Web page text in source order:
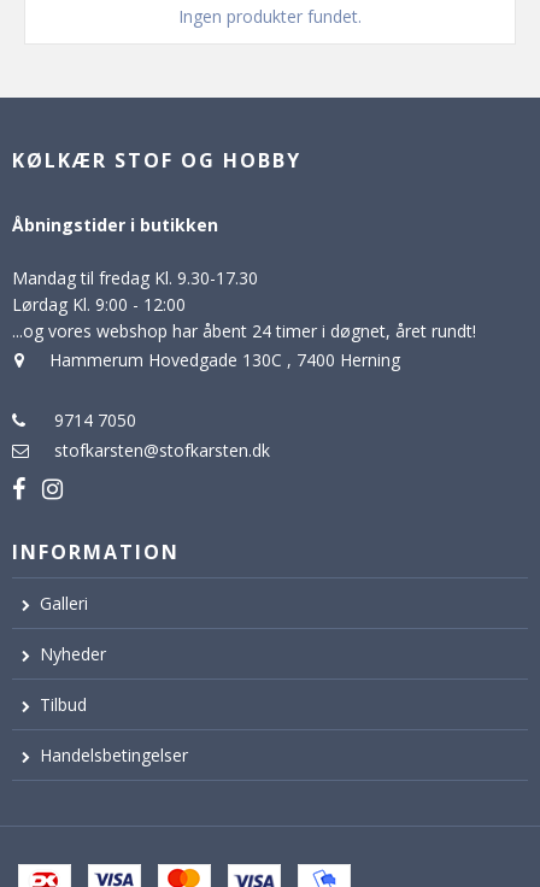
Ingen produkter fundet.
KØLKÆR STOF OG HOBBY
Åbningstider i butikken
Mandag til fredag Kl. 9.30-17.30
Lørdag Kl. 9:00 - 12:00
...og vores webshop har åbent 24 timer i døgnet, året rundt!
Hammerum Hovedgade 130C , 7400 Herning
9714 7050
stofkarsten@stofkarsten.dk
INFORMATION
Galleri
Nyheder
Tilbud
Handelsbetingelser